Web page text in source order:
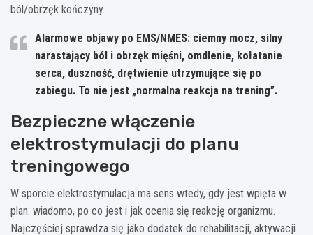
ból/obrzęk kończyny.
Alarmowe objawy po EMS/NMES: ciemny mocz, silny
narastający ból i obrzęk mięśni, omdlenie, kołatanie
serca, duszność, drętwienie utrzymujące się po
zabiegu. To nie jest „normalna reakcja na trening”.
Bezpieczne włączenie
elektrostymulacji do planu
treningowego
W sporcie elektrostymulacja ma sens wtedy, gdy jest wpięta w
plan: wiadomo, po co jest i jak ocenia się reakcję organizmu.
Najczęściej sprawdza się jako dodatek do rehabilitacji, aktywacji